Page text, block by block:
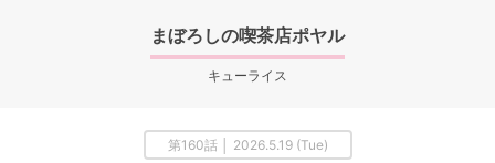
まぼろしの喫茶店ポヤル
キューライス
第160話 │ 2026.5.19 (Tue)